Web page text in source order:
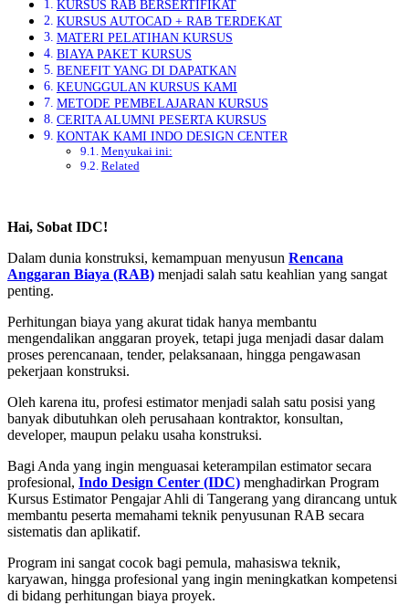
KURSUS RAB BERSERTIFIKAT
KURSUS AUTOCAD + RAB TERDEKAT
MATERI PELATIHAN KURSUS
BIAYA PAKET KURSUS
BENEFIT YANG DI DAPATKAN
KEUNGGULAN KURSUS KAMI
METODE PEMBELAJARAN KURSUS
CERITA ALUMNI PESERTA KURSUS
KONTAK KAMI INDO DESIGN CENTER
Menyukai ini:
Related
Hai, Sobat IDC!
Dalam dunia konstruksi, kemampuan menyusun Rencana
Anggaran Biaya (RAB) menjadi salah satu keahlian yang sangat
penting.
Perhitungan biaya yang akurat tidak hanya membantu
mengendalikan anggaran proyek, tetapi juga menjadi dasar dalam
proses perencanaan, tender, pelaksanaan, hingga pengawasan
pekerjaan konstruksi.
Oleh karena itu, profesi estimator menjadi salah satu posisi yang
banyak dibutuhkan oleh perusahaan kontraktor, konsultan,
developer, maupun pelaku usaha konstruksi.
Bagi Anda yang ingin menguasai keterampilan estimator secara
profesional, Indo Design Center (IDC) menghadirkan Program
Kursus Estimator Pengajar Ahli di Tangerang yang dirancang untuk
membantu peserta memahami teknik penyusunan RAB secara
sistematis dan aplikatif.
Program ini sangat cocok bagi pemula, mahasiswa teknik,
karyawan, hingga profesional yang ingin meningkatkan kompetensi
di bidang perhitungan biaya proyek.